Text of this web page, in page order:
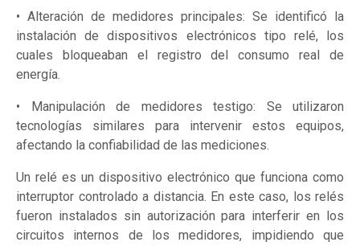
• Alteración de medidores principales: Se identificó la
instalación de dispositivos electrónicos tipo relé, los
cuales bloqueaban el registro del consumo real de
energía.
• Manipulación de medidores testigo: Se utilizaron
tecnologías similares para intervenir estos equipos,
afectando la confiabilidad de las mediciones.
Un relé es un dispositivo electrónico que funciona como
interruptor controlado a distancia. En este caso, los relés
fueron instalados sin autorización para interferir en los
circuitos internos de los medidores, impidiendo que